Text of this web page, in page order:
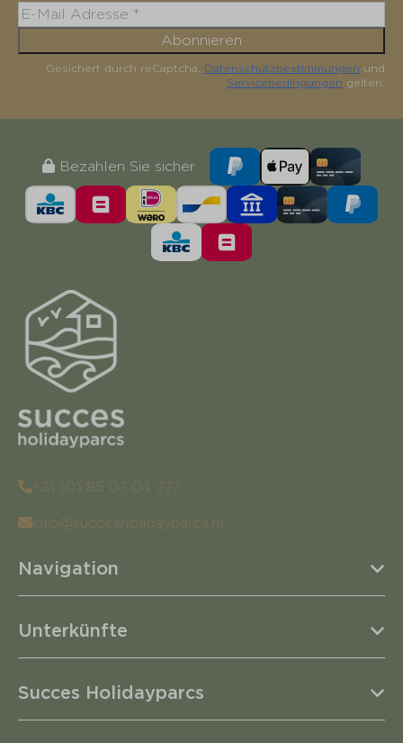
Abonnieren
Gesichert durch reCaptcha, Datenschutzbestimmungen und
Servicebedingungen gelten.
Bezahlen Sie sicher
+31 (0) 85 07 04 777
info@succesholidayparcs.nl
Navigation
Unterkünfte
Succes Holidayparcs